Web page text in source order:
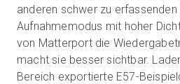
anderen schwer zu
Aufnahmemodus mit hoher
von Matterport die
macht sie besser sichtbar.
Bereich exportierte E57-